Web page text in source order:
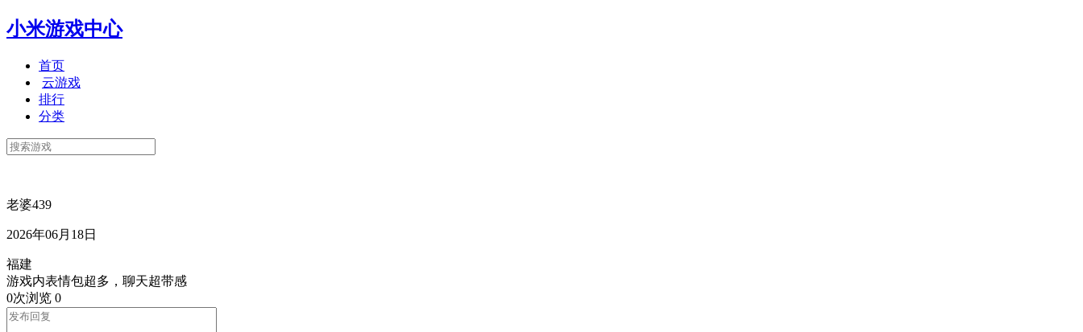
小米游戏中心
首页
云游戏
排行
分类
老婆439
2026年06月18日
福建
游戏内表情包超多，聊天超带感
0次浏览 0